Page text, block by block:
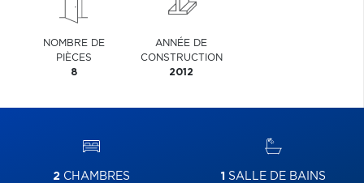
NOMBRE DE
PIÈCES
8
ANNÉE DE
CONSTRUCTION
2012
2CHAMBRES 1 SALLE DE BAINS